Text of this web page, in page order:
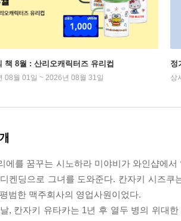
책 8월 : 산리오캐릭터즈 유리컵
08월 01일 ~ 2026년 08월 31일
정
상
에를 꿈꾸는 시노하라 미야비가 와인샵에
켄딩으로 그녀를 도와준다. 칸자키 시즈
범한 맥주회사의 영업사원이었다.
, 칸자키 유타카는 1년 후 열두 병의 위대